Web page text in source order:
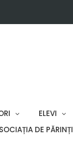
ELEVI
DE PĂRINȚI